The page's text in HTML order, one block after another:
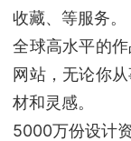
收藏、等服务。
全球高水平的
网站，无论你
材和灵感。
5000万份设计